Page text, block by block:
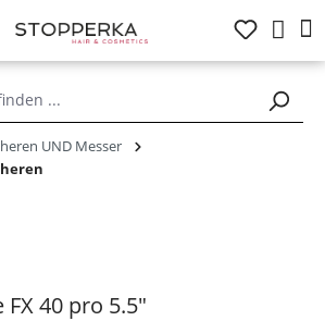
UND Messer
FX 40 pro 5.5"